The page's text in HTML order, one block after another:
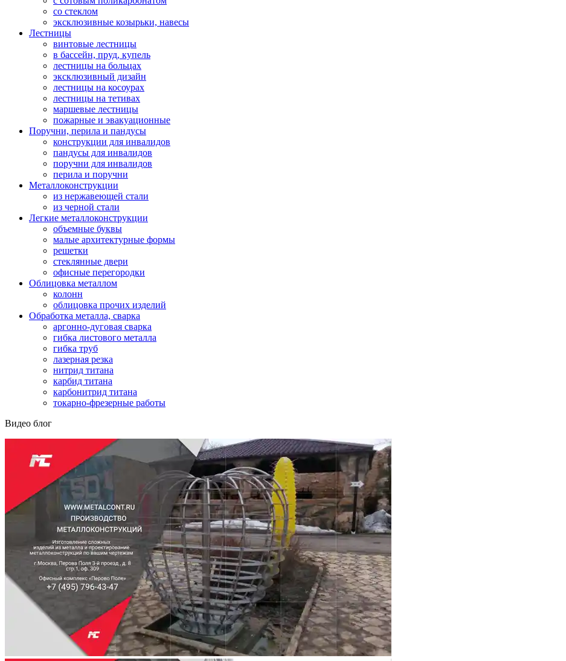
со стеклом
эксклюзивные козырьки, навесы
Лестницы
винтовые лестницы
в бассейн, пруд, купель
лестницы на больцах
эксклюзивный дизайн
лестницы на косоурах
лестницы на тетивах
маршевые лестницы
пожарные и эвакуационные
Поручни, перила и пандусы
конструкции для инвалидов
пандусы для инвалидов
поручни для инвалидов
перила и поручни
Металлоконструкции
из нержавеющей стали
из черной стали
Легкие металлоконструкции
объемные буквы
малые архитектурные формы
решетки
стеклянные двери
офисные перегородки
Облицовка металлом
колонн
облицовка прочих изделий
Обработка металла, сварка
аргонно-дуговая сварка
гибка листового металла
гибка труб
лазерная резка
нитрид титана
карбид титана
карбонитрид титана
токарно-фрезерные работы
Видео блог